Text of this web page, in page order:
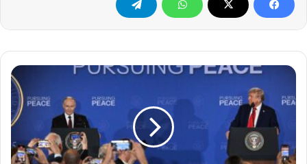
ترمب:
محادثات
«مثمرة
وبناءة»
لكننا
لم